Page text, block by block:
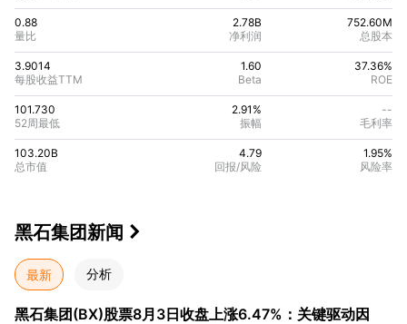
0.88
量比
2.78B
净利润
752.60M
总股本
3.9014
每股收益TTM
1.60
Beta
37.36%
ROE
101.730
52周最低
2.91%
振幅
--
毛利率
103.20B
总市值
4.79
回报/风险
1.95%
风险率
黑石集团新闻 
最新 分析
黑石集团(BX)股票8月3日收盘上涨6.47%：关键驱动因